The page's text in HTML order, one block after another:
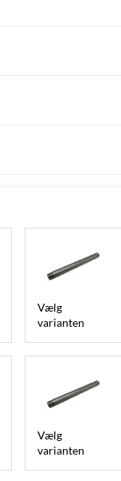
Vælg
varianten
Vælg
varianten